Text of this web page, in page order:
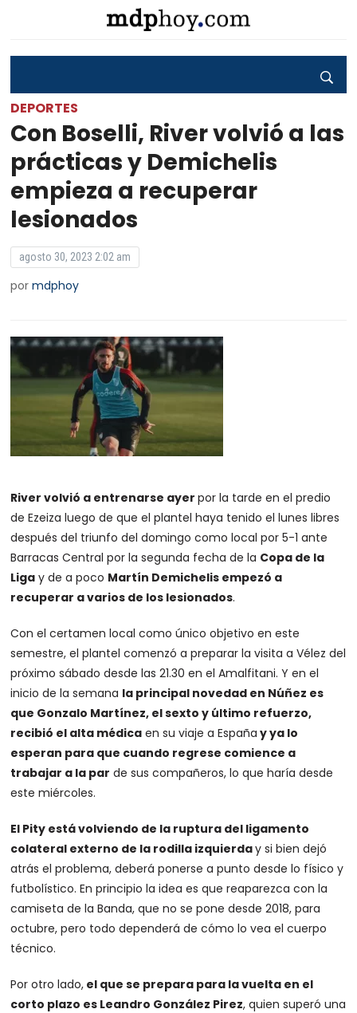
DEPORTES
Con Boselli, River volvió a las
prácticas y Demichelis
empieza a recuperar
lesionados
agosto 30, 2023 2:02 am
pormdphoy
River volvió a entrenarse ayerpor la tarde en el predio
de Ezeiza luego de que el plantel haya tenido el lunes libres
después del triunfo del domingo como local por 5-1 ante
Barracas Central por la segunda fecha de la Copa de la
Liga y de a poco Martín Demichelis empezó a
recuperar a varios de los lesionados.
Con el certamen local como único objetivo en este
semestre, el plantel comenzó a preparar la visita a Vélez del
próximo sábado desde las 21.30 en el Amalfitani. Y en el
inicio de la semana la principal novedad en Núñez es
que Gonzalo Martínez, el sexto y último refuerzo,
recibió el alta médica en su viaje a España y ya lo
esperan para que cuando regrese comience a
trabajar a la par de sus compañeros, lo que haría desde
este miércoles.
El Pity está volviendo de la ruptura del ligamento
colateral externo de la rodilla izquierday si bien dejó
atrás el problema, deberá ponerse a punto desde lo físico y
futbolístico. En principio la idea es que reaparezca con la
camiseta de la Banda, que no se pone desde 2018, para
octubre, pero todo dependerá de cómo lo vea el cuerpo
técnico.
Por otro lado, el que se prepara para la vuelta en el
corto plazo es Leandro González Pirez, quien superó una